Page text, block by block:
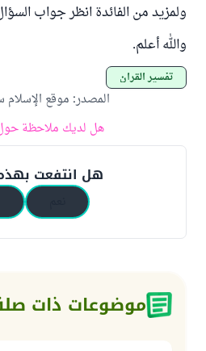
ولمزيد من الفائدة انظر جواب
والله أعلم.
تفسير القرآن
المصدر: موقع
هل لديك ملاحظة
هل انتفعت بهذه
موضوعات ذات